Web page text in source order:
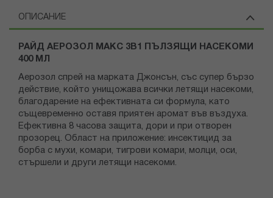
ОПИСАНИЕ
РАЙД АЕРОЗОЛ МАКС 3В1 ПЪЛЗЯЩИ НАСЕКОМИ
400 МЛ
Аерозол спрей на марката Джонсън, със супер бързо
действие, който унищожава всички летящи насекоми,
благодарение на ефективната си формула, като
същевременно оставя приятен аромат във въздуха.
Ефективна 8 часова защита, дори и при отворен
прозорец. Област на приложение: инсектицид за
борба с мухи, комари, тигрови комари, молци, оси,
стършели и други летящи насекоми.